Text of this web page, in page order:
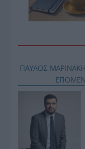
ΠΑΥΛΟΣ